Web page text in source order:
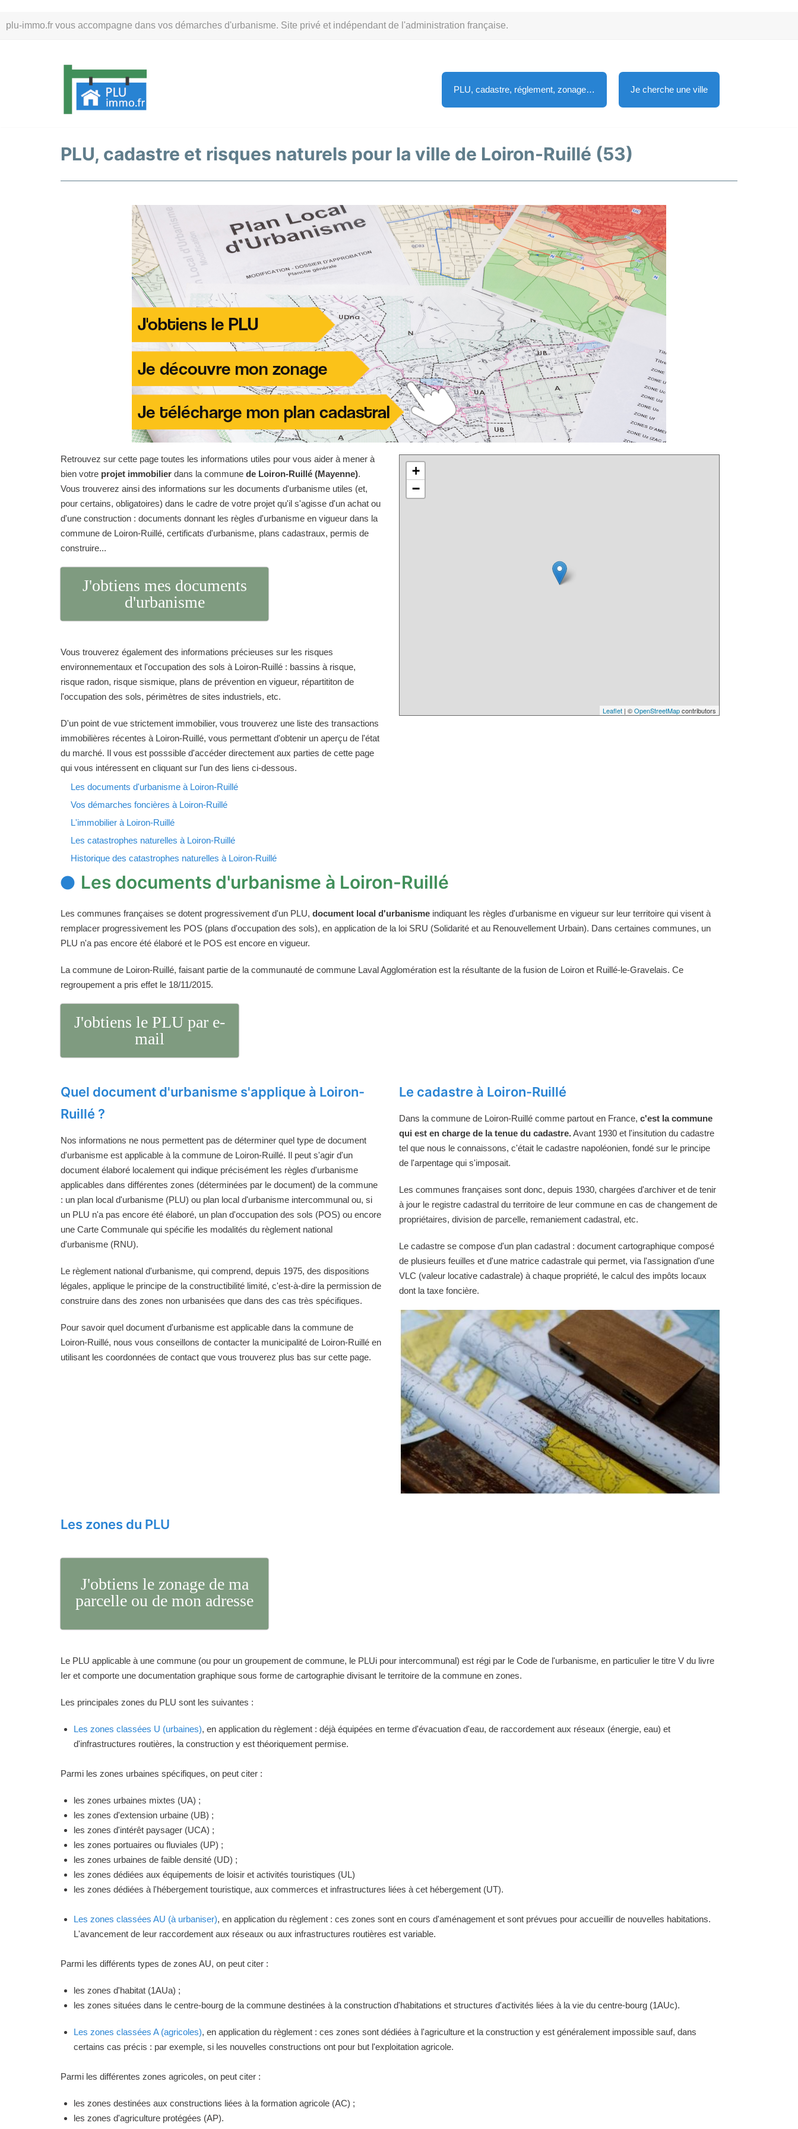
plu-immo.fr vous accompagne dans vos démarches d'urbanisme. Site privé et indépendant de l'administration française.
au
PLU, cadastre, réglement, zonage… Je cherche une ville
PLU, cadastre et risques naturels pour la ville de Loiron-Ruillé (53)
Retrouvez sur cette page toutes les informations utiles pour vous aider à mener à
bien votre projet immobilier dans la commune de Loiron-Ruillé (Mayenne).
Vous trouverez ainsi des informations sur les documents d'urbanisme utiles (et,
pour certains, obligatoires) dans le cadre de votre projet qu'il s'agisse d'un achat ou
d'une construction : documents donnant les règles d'urbanisme en vigueur dans la
commune de Loiron-Ruillé, certificats d'urbanisme, plans cadastraux, permis de
construire...
J'obtiens mes documents
d'urbanisme
Vous trouverez également des informations précieuses sur les risques
environnementaux et l'occupation des sols à Loiron-Ruillé : bassins à risque,
risque radon, risque sismique, plans de prévention en vigueur, répartititon de
l'occupation des sols, périmètres de sites industriels, etc.
D'un point de vue strictement immobilier, vous trouverez une liste des transactions
immobilières récentes à Loiron-Ruillé, vous permettant d'obtenir un aperçu de l'état
du marché. Il vous est posssible d'accéder directement aux parties de cette page
qui vous intéressent en cliquant sur l'un des liens ci-dessous.
Les documents d'urbanisme à Loiron-Ruillé
Vos démarches foncières à Loiron-Ruillé
L'immobilier à Loiron-Ruillé
Les catastrophes naturelles à Loiron-Ruillé
Historique des catastrophes naturelles à Loiron-Ruillé
+
−
Leaflet | ©OpenStreetMapcontributors
Les documents d'urbanisme à Loiron-Ruillé
Les communes françaises se dotent progressivement d'un PLU, document local d'urbanisme indiquant les règles d'urbanisme en vigueur sur leur territoire qui visent à
remplacer progressivement les POS (plans d'occupation des sols), en application de la loi SRU (Solidarité et au Renouvellement Urbain). Dans certaines communes, un
PLU n'a pas encore été élaboré et le POS est encore en vigueur.
La commune de Loiron-Ruillé, faisant partie de la communauté de commune Laval Agglomération est la résultante de la fusion de Loiron et Ruillé-le-Gravelais. Ce
regroupement a pris effet le 18/11/2015.
J'obtiens le PLU par e-
mail
Quel document d'urbanisme s'applique à Loiron-
Ruillé ?
Nos informations ne nous permettent pas de déterminer quel type de document
d'urbanisme est applicable à la commune de Loiron-Ruillé. Il peut s'agir d'un
document élaboré localement qui indique précisément les règles d'urbanisme
applicables dans différentes zones (déterminées par le document) de la commune
: un plan local d'urbanisme (PLU) ou plan local d'urbanisme intercommunal ou, si
un PLU n'a pas encore été élaboré, un plan d'occupation des sols (POS) ou encore
une Carte Communale qui spécifie les modalités du règlement national
d'urbanisme (RNU).
Le règlement national d'urbanisme, qui comprend, depuis 1975, des dispositions
légales, applique le principe de la constructibilité limité, c'est-à-dire la permission de
construire dans des zones non urbanisées que dans des cas très spécifiques.
Pour savoir quel document d'urbanisme est applicable dans la commune de
Loiron-Ruillé, nous vous conseillons de contacter la municipalité de Loiron-Ruillé en
utilisant les coordonnées de contact que vous trouverez plus bas sur cette page.
Le cadastre à Loiron-Ruillé
Dans la commune de Loiron-Ruillé comme partout en France, c'est la commune
qui est en charge de la tenue du cadastre.Avant 1930 et l'insitution du cadastre
tel que nous le connaissons, c'était le cadastre napoléonien, fondé sur le principe
de l'arpentage qui s'imposait.
Les communes françaises sont donc, depuis 1930, chargées d'archiver et de tenir
à jour le registre cadastral du territoire de leur commune en cas de changement de
propriétaires, division de parcelle, remaniement cadastral, etc.
Le cadastre se compose d'un plan cadastral : document cartographique composé
de plusieurs feuilles et d'une matrice cadastrale qui permet, via l'assignation d'une
VLC (valeur locative cadastrale) à chaque propriété, le calcul des impôts locaux
dont la taxe foncière.
Les zones du PLU
J'obtiens le zonage de ma
parcelle ou de mon adresse
Le PLU applicable à une commune (ou pour un groupement de commune, le PLUi pour intercommunal) est régi par le Code de l'urbanisme, en particulier le titre V du livre
Ier et comporte une documentation graphique sous forme de cartographie divisant le territoire de la commune en zones.
Les principales zones du PLU sont les suivantes :
Les zones classées U (urbaines), en application du règlement : déjà équipées en terme d'évacuation d'eau, de raccordement aux réseaux (énergie, eau) et
d'infrastructures routières, la construction y est théoriquement permise.
Parmi les zones urbaines spécifiques, on peut citer :
les zones urbaines mixtes (UA) ;
les zones d'extension urbaine (UB) ;
les zones d'intérêt paysager (UCA) ;
les zones portuaires ou fluviales (UP) ;
les zones urbaines de faible densité (UD) ;
les zones dédiées aux équipements de loisir et activités touristiques (UL)
les zones dédiées à l'hébergement touristique, aux commerces et infrastructures liées à cet hébergement (UT).
Les zones classées AU (à urbaniser), en application du règlement : ces zones sont en cours d'aménagement et sont prévues pour accueillir de nouvelles habitations.
L'avancement de leur raccordement aux réseaux ou aux infrastructures routières est variable.
Parmi les différents types de zones AU, on peut citer :
les zones d'habitat (1AUa) ;
les zones situées dans le centre-bourg de la commune destinées à la construction d'habitations et structures d'activités liées à la vie du centre-bourg (1AUc).
Les zones classées A (agricoles), en application du règlement : ces zones sont dédiées à l'agriculture et la construction y est généralement impossible sauf, dans
certains cas précis : par exemple, si les nouvelles constructions ont pour but l'exploitation agricole.
Parmi les différentes zones agricoles, on peut citer :
les zones destinées aux constructions liées à la formation agricole (AC) ;
les zones d'agriculture protégées (AP).